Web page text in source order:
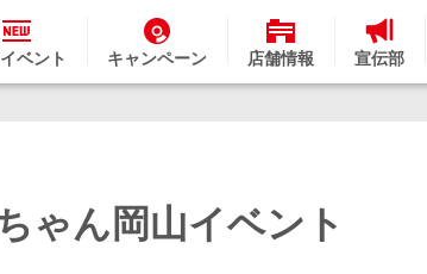
ベント キャンペーン 店舗情報 宣伝部
ゃん岡山イベント